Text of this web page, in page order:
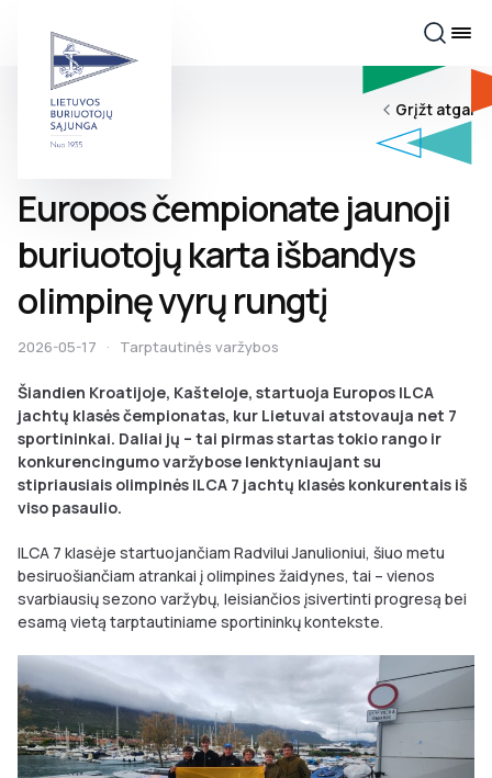
Grįžt atgal
Europos čempionate jaunoji
buriuotojų karta išbandys
olimpinę vyrų rungtį
2026-05-17 · Tarptautinės varžybos
Šiandien Kroatijoje, Kašteloje, startuoja Europos ILCA
jachtų klasės čempionatas, kur Lietuvai atstovauja net 7
sportininkai. Daliai jų – tai pirmas startas tokio rango ir
konkurencingumo varžybose lenktyniaujant su
stipriausiais olimpinės ILCA 7 jachtų klasės konkurentais iš
viso pasaulio.
ILCA 7 klasėje startuojančiam Radvilui Janulioniui, šiuo metu
besiruošiančiam atrankai į olimpines žaidynes, tai – vienos
svarbiausių sezono varžybų, leisiančios įsivertinti progresą bei
esamą vietą tarptautiniame sportininkų kontekste.